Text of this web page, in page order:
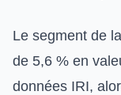
Le segment de
de 5,6 % en
données IRI,